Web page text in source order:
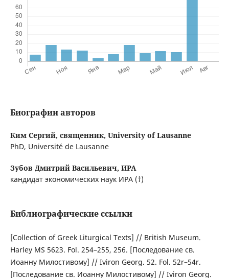
Биографии авторов
Ким Сергий, священник, University of Lausanne
PhD, Université de Lausanne
Зубов Дмитрий Васильевич, ИРА
кандидат экономических наук ИРА (†)
Библиографические ссылки
[Collection of Greek Liturgical Texts] // British Museum.
Harley MS 5623. Fol. 254–255, 256. [Последование св.
Иоанну Милостивому] // Iviron Georg. 52. Fol. 52r–54r.
[Последование св. Иоанну Милостивому] // Iviron Georg.